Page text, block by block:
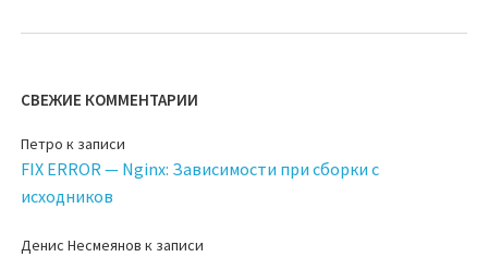
СВЕЖИЕ КОММЕНТАРИИ
Петро к записи
FIX ERROR — Nginx: Зависимости при сборки с
исходников
Денис Несмеянов к записи